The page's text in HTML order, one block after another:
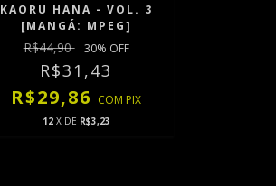
KAORU HANA - VOL. 3
[MANGÁ: MPEG]
R$44,90 30% OFF
R$31,43
R$29,86 COM PIX
12 X DE R$3,23